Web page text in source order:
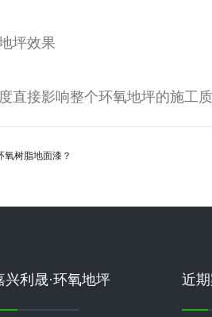
坪效果
直接影响整个环氧地坪的施工
氧树脂地面漆？
兴利晟·环氧地坪 近期